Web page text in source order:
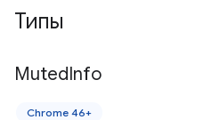
Типы
MutedInfo
Chrome 46+